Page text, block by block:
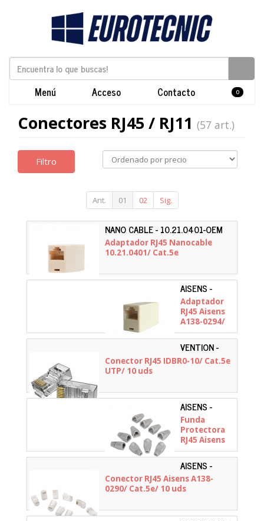
Menú Acceso Contacto 0
Conectores RJ45 / RJ11 (57 art.)
Filtro
Ant. 01 02 Sig.
NANO CABLE - 10.21.0401-OEM
Adaptador RJ45 Nanocable
10.21.0401/ Cat.5e
AISENS -
A138-0294
Adaptador
RJ45 Aisens
A138-0294/
Cat.5e
VENTION -
IDBR0-10
Conector RJ45 IDBR0-10/ Cat.5e
UTP/ 10 uds
AISENS -
A140-0306
Funda
Protectora
RJ45 Aisens
A140-0306/
10 Uds
AISENS -
A138-0290
Conector RJ45 Aisens A138-
0290/ Cat.5e/ 10 uds